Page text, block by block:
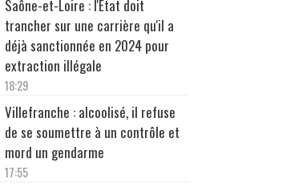
Saône-et-Loire : l'État doit
trancher sur une carrière qu'il a
déjà sanctionnée en 2024 pour
extraction illégale
18:29
Villefranche : alcoolisé, il refuse
de se soumettre à un contrôle et
mord un gendarme
17:55